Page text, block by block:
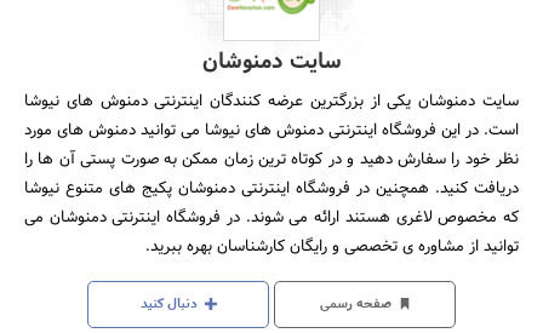
سایت دمنوشان
سایت دمنوشان یکی از بزرگترین عرضه کنندگان اینترنتی دمنوش های نیوشا
است. در این فروشگاه اینترنتی دمنوش های نیوشا می توانید دمنوش های مورد
نظر خود را سفارش دهید و در کوتاه ترین زمان ممکن به صورت پستی آن ها را
دریافت کنید. همچنین در فروشگاه اینترنتی دمنوشان پکیج های متنوع نیوشا
که مخصوص لاغری هستند ارائه می شوند. در فروشگاه اینترنتی دمنوشان می
توانید از مشاوره ی تخصصی و رایگان کارشناسان بهره ببرید.
صفحه رسمی دنبال کنید